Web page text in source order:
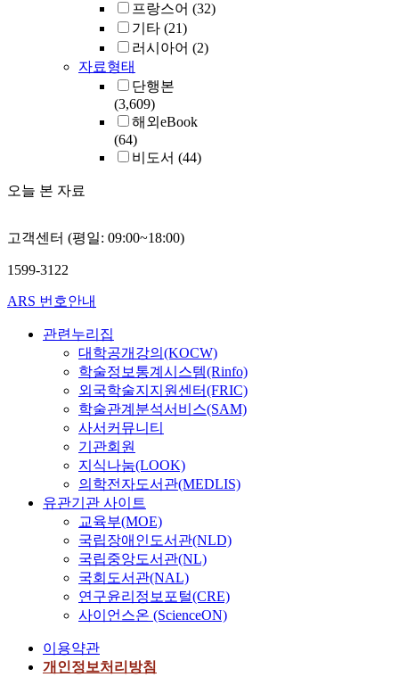
프랑스어 (32)
기타 (21)
러시아어 (2)
자료형태
단행본
(3,609)
해외eBook
(64)
비도서 (44)
오늘 본 자료
고객센터 (평일: 09:00~18:00)
1599-3122
ARS 번호안내
관련누리집
대학공개강의(KOCW)
학술정보통계시스템(Rinfo)
외국학술지지원센터(FRIC)
학술관계분석서비스(SAM)
사서커뮤니티
기관회원
지식나눔(LOOK)
의학전자도서관(MEDLIS)
유관기관 사이트
교육부(MOE)
국립장애인도서관(NLD)
국립중앙도서관(NL)
국회도서관(NAL)
연구윤리정보포털(CRE)
사이언스온 (ScienceON)
이용약관
개인정보처리방침